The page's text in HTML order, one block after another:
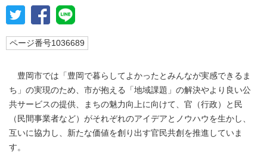
ページ番号1036689
豊岡市では「豊岡で暮らしてよかったとみんなが実感できるま
ち」の実現のため、市が抱える「地域課題」の解決やより良い公
共サービスの提供、まちの魅力向上に向けて、官（行政）と民
（民間事業者など）がそれぞれのアイデアとノウハウを生かし、
互いに協力し、新たな価値を創り出す官民共創を推進していま
す。